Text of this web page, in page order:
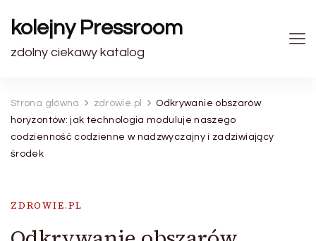
kolejny Pressroom
zdolny ciekawy katalog
Strona główna zdrowie.pl
Odkrywanie obszarów
horyzontów: jak technologia moduluje naszego
codzienność codzienne w nadzwyczajny i zadziwiający
środek
ZDROWIE.PL